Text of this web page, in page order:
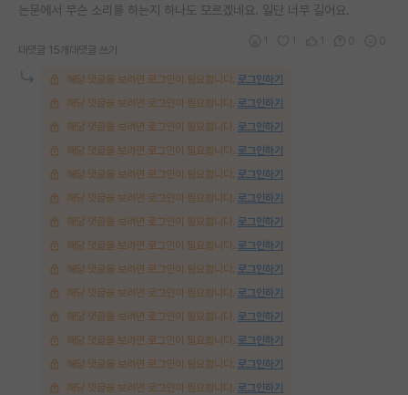
논문에서 무슨 소리를 하는지 하나도 모르겠네요. 일단 너무 길어요.
대댓글 15개 대댓글 쓰기
해당 댓글을 보려면 로그인이 필요합니다. 로그인하기
해당 댓글을 보려면 로그인이 필요합니다. 로그인하기
해당 댓글을 보려면 로그인이 필요합니다. 로그인하기
해당 댓글을 보려면 로그인이 필요합니다. 로그인하기
해당 댓글을 보려면 로그인이 필요합니다. 로그인하기
해당 댓글을 보려면 로그인이 필요합니다. 로그인하기
해당 댓글을 보려면 로그인이 필요합니다. 로그인하기
해당 댓글을 보려면 로그인이 필요합니다. 로그인하기
해당 댓글을 보려면 로그인이 필요합니다. 로그인하기
해당 댓글을 보려면 로그인이 필요합니다. 로그인하기
해당 댓글을 보려면 로그인이 필요합니다. 로그인하기
해당 댓글을 보려면 로그인이 필요합니다. 로그인하기
해당 댓글을 보려면 로그인이 필요합니다. 로그인하기
해당 댓글을 보려면 로그인이 필요합니다. 로그인하기